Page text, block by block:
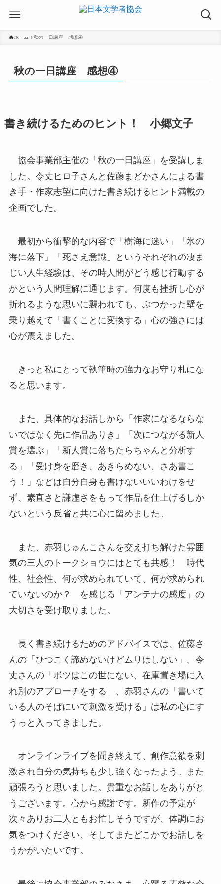
ホーム 秋の一日講座 感想④
秋の一日講座 感想④
書き続けるためのヒント！ 小郷文子
協会事業部主催の「秋の一日講座」を受講しま
した。令丈ヒロ子さんと佐藤まどかさんによる書
き手・作家志望に向けた書き続けるヒント満載の
企画でした。
最初から衝撃的な内容で「樹海に迷い」「氷の
海に落下」「死さえ意識」というそれぞれの凄ま
じい人生経験は、その時人間がどう感じ行動する
かという人間理解に通じます。何度も挫折し心が
折れるような思いに襲われても、ぶつかった壁を
乗り越えて「書くことに変換する」心の強さには
心が震えました。
きっと私にとって執筆時の強力なお守り札にな
ると思います。
また、具体的なお話しから「作家になるならな
いではなく先に作品ありき」「次につながる新人
賞を選ぶ」「新人賞に落ちたらちゃんと分析す
る」「受け身を磨き、あきらめない、さあ書こ
う！」などは自分自身も書けないいいわけをせ
ず、素直さと謙虚さをもって作品を仕上げるしか
ないという反省と共に心に留めました。
また、赤羽じゅんこさんを交え打ち解けた雰囲
気の三人のトークショウにはとても共感！ 時代
性、社会性、何が求められていて、何が求められ
ていないのか？ を感じる「アンテナの感度」の
大切さを受け取りました。
長く書き続けるためのアドバイスでは、佐藤さ
んの「ひつこく諦めないけどムリはしない」、令
丈さんの「ボツはこの世にない、在庫置き場に入
れ別のアプローチをする」、赤羽さんの「書いて
いる人のそばにいて刺激を受ける」は私の心にす
うっと入ってきました。
オンラインライブを聞き終えて、創作意欲を刺
激され自分の気持ちも少し強くなったよう。また
頑張ろうと思いました。貴重なお話しをありがと
うございます。心から感謝です。新作の予定が
次々ありお二人ともお忙しそうですが、体調にお
気をつけください、そしてまたどこかでお話しを
うかがいたいです。